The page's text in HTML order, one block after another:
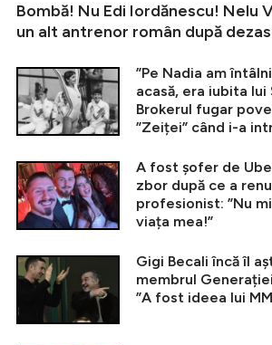
Bombă! Nu Edi Iordănescu! Nelu
un alt antrenor român după
”Pe Nadia am
acasă, era iubita lui
Brokerul fugar
”Zeiței” când i-a
A fost șofer de
zbor după ce a
profesionist: ”Nu
viața mea!”
Gigi Becali încă îl
membrul
”A fost ideea lui